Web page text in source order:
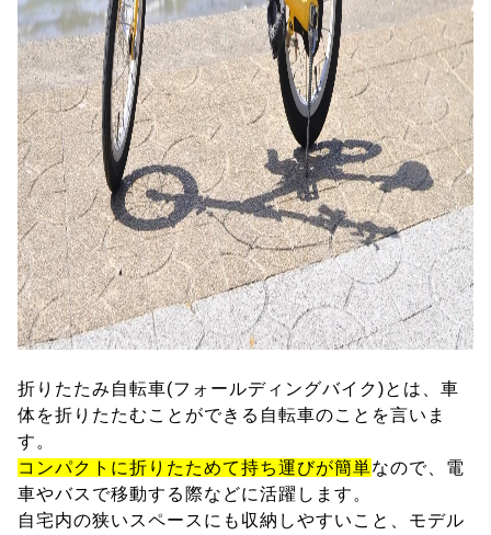
折りたたみ自転車(フォールディングバイク)とは、車
体を折りたたむことができる自転車のことを言いま
す。
コンパクトに折りたためて持ち運びが簡単なので、電
車やバスで移動する際などに活躍します。
自宅内の狭いスペースにも収納しやすいこと、モデル